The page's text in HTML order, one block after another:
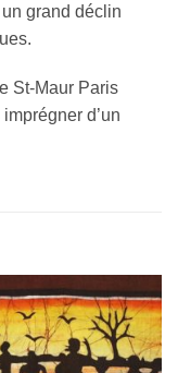
grand déclin
St-Maur Paris
d’un